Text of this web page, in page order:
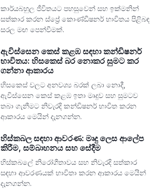
කාර්යබහුල ජීවිතයට පහසුවෙන් සහ ඉක්මනින්
සත්කාර කරන ස්ප්‍රේ කොණ්ඩීෂනර් භාවිතය පිළිබඳ
සරල මඟ පෙන්වීමක්.
ඇවිස්සෙන කෙස් කළඹ සඳහා කන්ඩිෂනර්
භාවිතය: හිසකෙස් බර නොකර සුමට කර
ගන්නා ආකාරය
හිසකෙස් වලට අනවශ්‍ය බරක් ලබා නොදී,
ඇවිස්සෙන කෙස් කළඹ ඉතා මෘදුව සහ සුමටව
තබා ගැනීමට නිවැරදි කන්ඩිෂනර් භාවිත කරන
ආකාරය මෙයින් දැනගන්න.
හිස්කබල සඳහා ආවරණ: මෘදු ලෙස ආලේප
කිරීම, සම්බාහනය සහ සේදීම
හිස්කබලේ නිරෝගීතාවය සහ නිවැරදි සත්කාර
සඳහා ආවරණයක් භාවිතා කරන ආකාරය මෙයින්
දැනගන්න.